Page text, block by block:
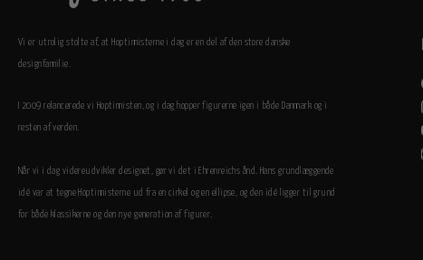
Vi er utrolig stolte af, at Hoptimisterne i dag er en del af den store danske
designfamilie.
I 2009 relancerede vi Hoptimisten, og i dag hopper figurerne igen i både Danmark og i
resten af verden.
Når vi i dag videreudvikler designet, gør vi det i Ehrenreichs ånd. Hans grundlæggende
idé var at tegne Hoptimisterne ud fra en cirkel og en ellipse, og den idé ligger til grund
for både klassikerne og den nye generation af figurer.